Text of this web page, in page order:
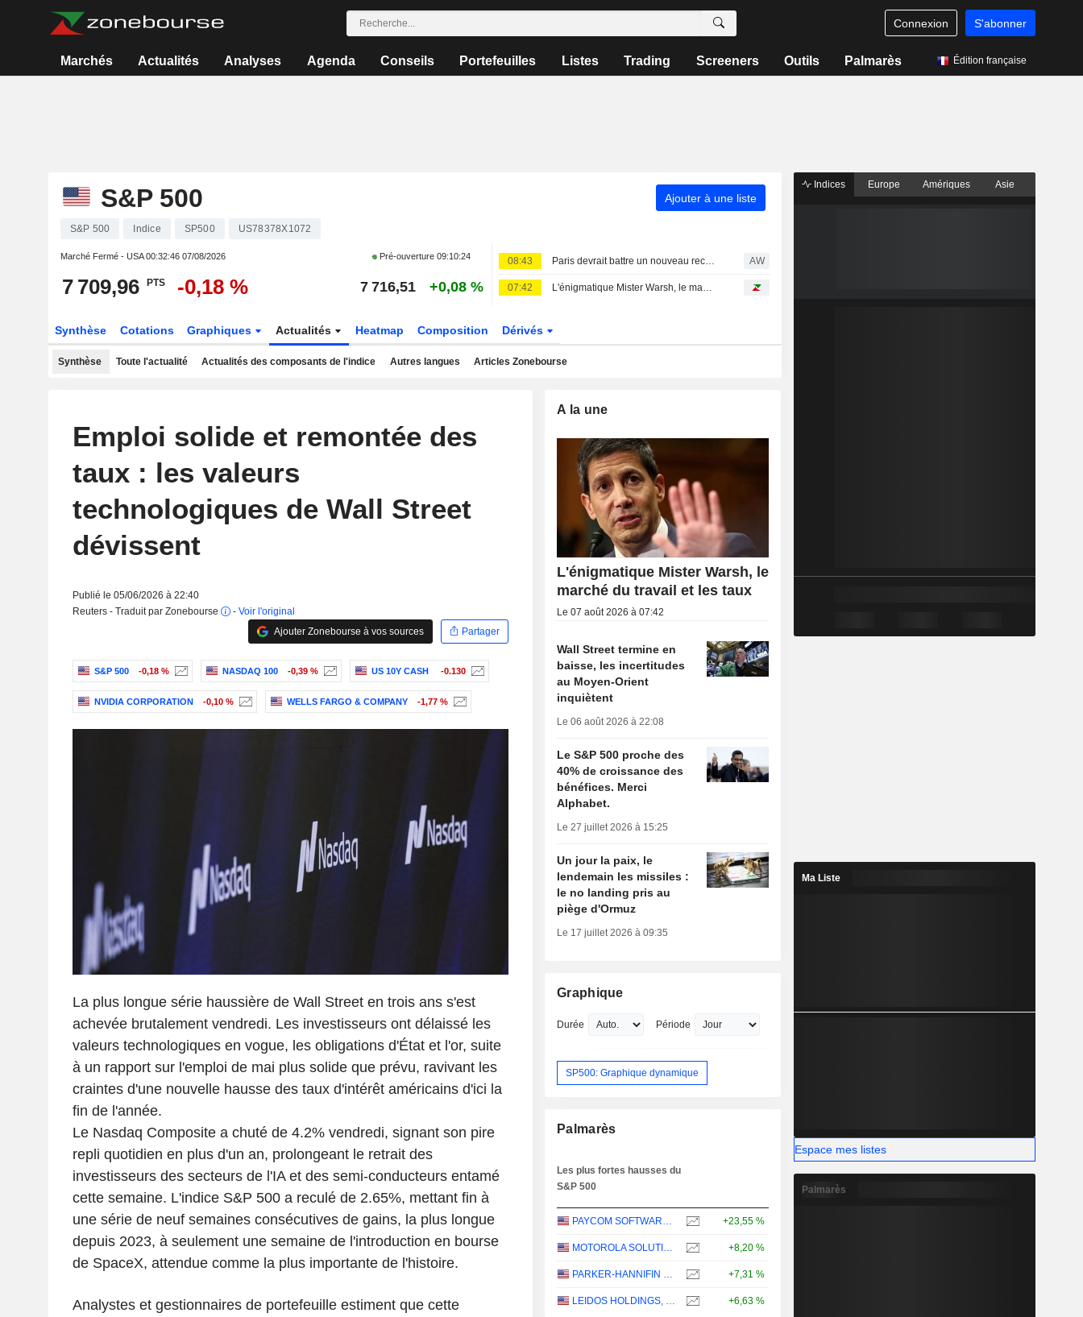
Connexion S'abonner
Marchés Actualités Analyses Agenda Conseils Portefeuilles Listes Trading Screeners Outils Palmarès Édition française
S&P 500 Ajouter à une liste
S&P 500 Indice SP500 US78378X1072
Marché Fermé - USA00:32:46 07/08/2026 Pré-ouverture09:10:24
7 709,96 PTS -0,18 % 7 716,51 +0,08 %
08:43 Paris devrait battre un nouveau record à l'ouverture AW
07:42 L'énigmatique Mister Warsh, le marché du travail et les taux
Synthèse Cotations Graphiques Actualités Heatmap Composition Dérivés
Synthèse Toute l'actualité Actualités des composants de l'indice Autres langues Articles Zonebourse
Emploi solide et remontée des
taux : les valeurs
technologiques de Wall Street
dévissent
Publié le 05/06/2026 à 22:40
Reuters - Traduit par Zonebourse
- Voir l'original
Ajouter Zonebourse à vos sources
Partager
S&P 500 -0,18 % NASDAQ 100 -0,39 % US 10Y CASH -0.130
NVIDIA CORPORATION -0,10 % WELLS FARGO & COMPANY -1,77 %
La plus longue série haussière de Wall Street en trois ans s'est
achevée brutalement vendredi. Les investisseurs ont délaissé les
valeurs technologiques en vogue, les obligations d'État et l'or, suite
à un rapport sur l'emploi de mai plus solide que prévu, ravivant les
craintes d'une nouvelle hausse des taux d'intérêt américains d'ici la
fin de l'année.
Le Nasdaq Composite a chuté de 4.2% vendredi, signant son pire
repli quotidien en plus d'un an, prolongeant le retrait des
investisseurs des secteurs de l'IA et des semi-conducteurs entamé
cette semaine. L'indice S&P 500 a reculé de 2.65%, mettant fin à
une série de neuf semaines consécutives de gains, la plus longue
depuis 2023, à seulement une semaine de l'introduction en bourse
de SpaceX, attendue comme la plus importante de l'histoire.
Analystes et gestionnaires de portefeuille estiment que cette
A la une
L'énigmatique Mister Warsh, le
marché du travail et les taux
Le 07 août 2026 à 07:42
Wall Street termine en
baisse, les incertitudes
au Moyen-Orient
inquiètent
Le 06 août 2026 à 22:08
Le S&P 500 proche des
40% de croissance des
bénéfices. Merci
Alphabet.
Le 27 juillet 2026 à 15:25
Un jour la paix, le
lendemain les missiles :
le no landing pris au
piège d'Ormuz
Le 17 juillet 2026 à 09:35
Graphique
Durée Période
SP500: Graphique dynamique
Palmarès
Les plus fortes hausses du
S&P 500
PAYCOM SOFTWARE, INC. +23,55 %
MOTOROLA SOLUTIONS, INC. +8,20 %
PARKER-HANNIFIN CORPORATION +7,31 %
LEIDOS HOLDINGS, INC. +6,63 %
Indices Europe Amériques Asie
Ma Liste
Espace mes listes
Palmarès